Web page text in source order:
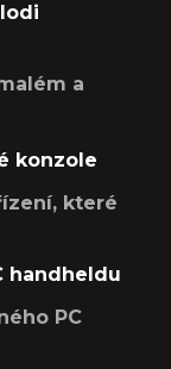
a
konzole
které
handheldu
PC